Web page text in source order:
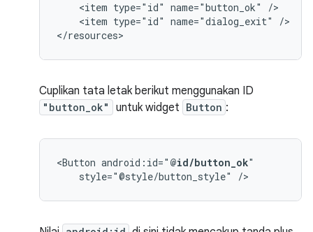
<item type="id" name="button_ok"
<item type="id" name="dialog_exit"
/>
</resources>
Cuplikan tata letak berikut menggunakan ID
"button_ok" untuk widget Button :
<Button android:id=" @id/button_ok
style="@style/button_style"
/>